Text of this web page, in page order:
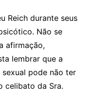
Reich durante seus
Não se
afirmação,
lembrar que a
pode não ter
celibato da Sra.